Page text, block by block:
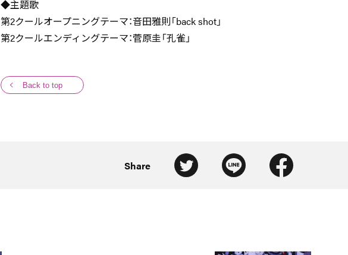
◆主題歌
第2クールオープニングテーマ：音田雅則「back shot」
第2クールエンディングテーマ：菅原圭「孔雀」
Back to top
Share